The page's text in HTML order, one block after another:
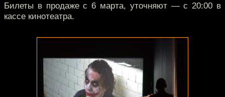
Билеты в продаже с 6 марта, уточняют — с 20:00 в
кассе кинотеатра.